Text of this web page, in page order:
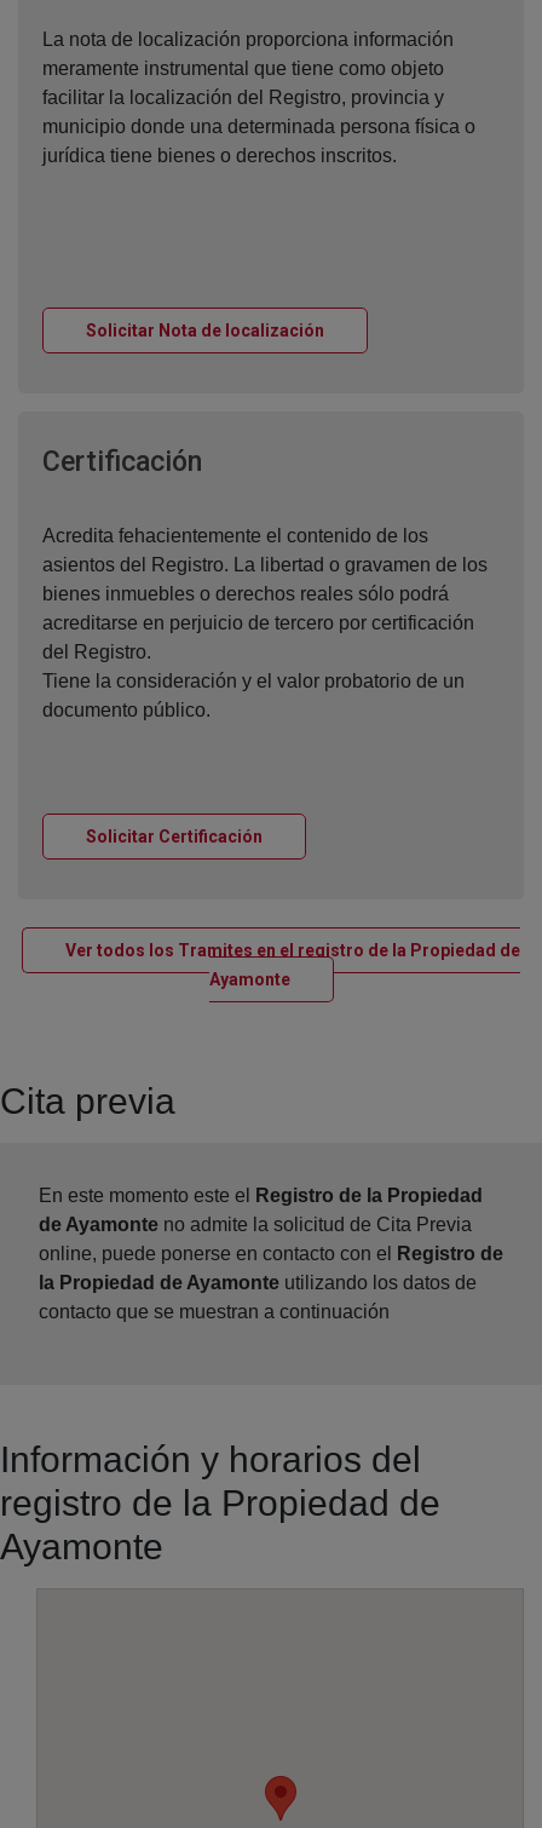
La nota de localización proporciona información
meramente instrumental que tiene como objeto
facilitar la localización del Registro, provincia y
municipio donde una determinada persona física o
jurídica tiene bienes o derechos inscritos.
Solicitar Nota de localización
Certificación
Acredita fehacientemente el contenido de los
asientos del Registro. La libertad o gravamen de los
bienes inmuebles o derechos reales sólo podrá
acreditarse en perjuicio de tercero por certificación
del Registro.
Tiene la consideración y el valor probatorio de un
documento público.
Solicitar Certificación
Ver todos los Tramites en el registro de la Propiedad de
AyamonteVentana nueva
Cita previa
En este momento este el
Registro de la Propiedad
de Ayamonte no admite la solicitud de Cita Previa
online, puede ponerse en contacto con el
Registro de
la Propiedad de Ayamonte utilizando los datos de
contacto que se muestran a continuación
Información y horarios del
registro de la Propiedad de
Ayamonte